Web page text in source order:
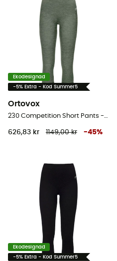
Ekodesignad
-5% Extra - Kod Summer5
Ortovox
230 Competition Short Pants - Leggings - Dam
626,83 kr 1149,00 kr -45%
Ekodesignad
-5% Extra - Kod Summer5